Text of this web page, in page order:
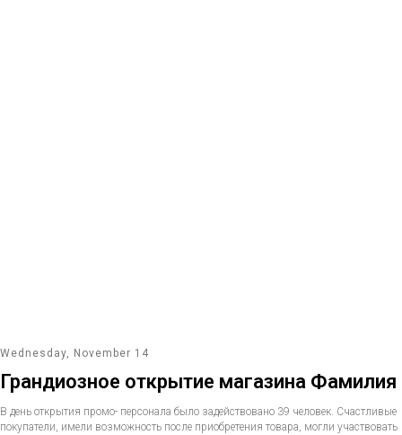
Wednesday, November 14
Грандиозное открытие магазина Фамилия
В день открытия промо- персонала было задействовано 39 человек. Счастливые
покупатели, имели возможность после приобретения товара, могли участвовать